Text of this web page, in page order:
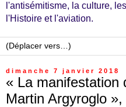
l'antisémitisme, la culture,
l'Histoire et l'aviation.
dimanche 7 janvier 2018
« La manifestation
Martin Argyroglo